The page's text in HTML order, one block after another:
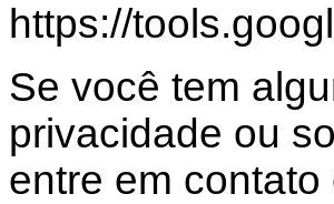
https://
Se você tem
privacidade ou
entre em